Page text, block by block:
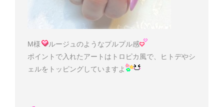
M様
ルージュのようなプルプル感
ポイントで入れたアートはトロピカ風で、ヒトデやシ
ェルをトッピングしていますよ